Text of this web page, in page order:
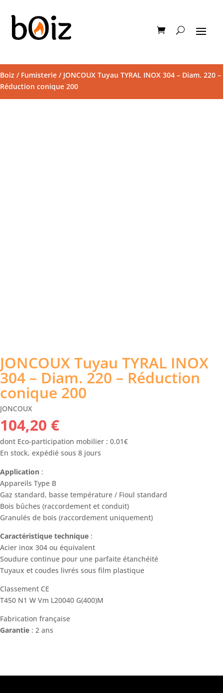
Boiz / Fumisterie / JONCOUX Tuyau TYRAL INOX 304 – Diam. 220 –
Réduction conique 200
JONCOUX Tuyau TYRAL INOX
304 – Diam. 220 – Réduction
conique 200
JONCOUX
104,20 €
dont Eco-participation mobilier : 0.01€
En stock, expédié sous 8 jours
Application :
Appareils Type B
Gaz standard, basse température / Fioul standard
Bois bûches (raccordement et conduit)
Granulés de bois (raccordement uniquement)
Caractéristique technique :
Acier inox 304 ou équivalent
Soudure continue pour une parfaite étanchéité
Tuyaux et coudes livrés sous film plastique
Classement CE
T450 N1 W Vm L20040 G(400)M
Fabrication française
Garantie : 2 ans